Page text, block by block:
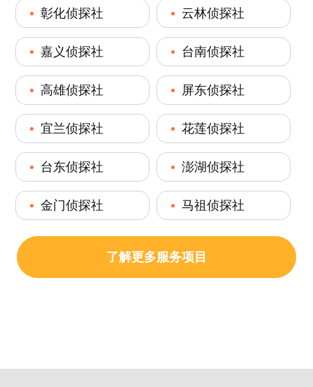
彰化侦探社 云林侦探社
嘉义侦探社 台南侦探社
高雄侦探社 屏东侦探社
宜兰侦探社 花莲侦探社
台东侦探社 澎湖侦探社
金门侦探社 马祖侦探社
了解更多服务项目